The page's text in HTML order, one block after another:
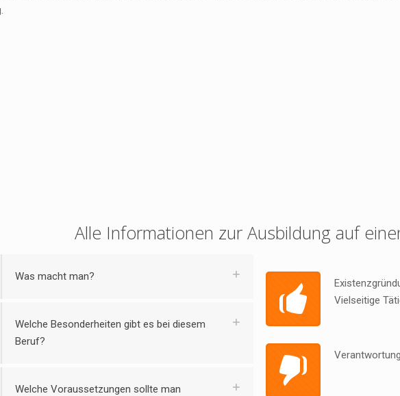
Alle Informationen zur Ausbildung auf
Was macht man?
Welche Besonderheiten gibt es bei diesem
Beruf?
Welche Voraussetzungen sollte man
Vielseitige